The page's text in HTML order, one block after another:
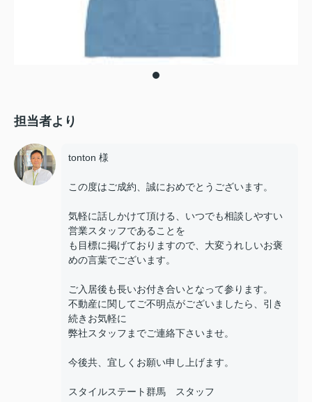
担当者より
tonton 様
この度はご成約、誠におめでとうございます。
気軽に話しかけて頂ける、いつでも相談しやすい
営業スタッフであることを
も目標に掲げておりますので、大変うれしいお褒
めの言葉でございます。
ご入居後も長いお付き合いとなって参ります。
不動産に関してご不明点がございましたら、引き
続きお気軽に
弊社スタッフまでご連絡下さいませ。
今後共、宜しくお願い申し上げます。
スタイルステート群馬 スタッフ